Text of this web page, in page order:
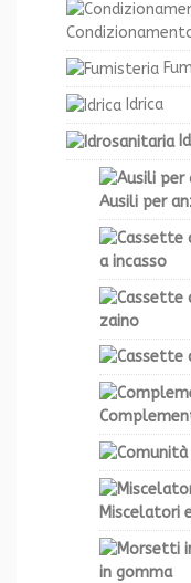
Idrica
Ausili per
a incasso
zaino
Miscelatori
in gomma